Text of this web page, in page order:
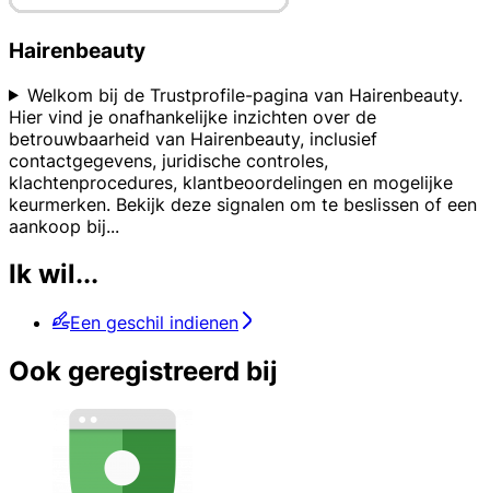
Hairenbeauty
Welkom bij de Trustprofile-pagina van Hairenbeauty.
Hier vind je onafhankelijke inzichten over de
betrouwbaarheid van Hairenbeauty, inclusief
contactgegevens, juridische controles,
klachtenprocedures, klantbeoordelingen en mogelijke
keurmerken. Bekijk deze signalen om te beslissen of een
aankoop bij...
Ik wil...
Een geschil indienen
Ook geregistreerd bij